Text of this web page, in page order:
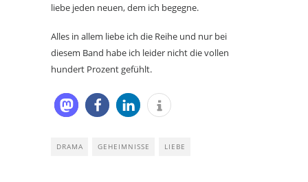
liebe jeden neuen, dem ich begegne.
Alles in allem liebe ich die Reihe und nur bei
diesem Band habe ich leider nicht die vollen
hundert Prozent gefühlt.
DRAMA GEHEIMNISSE LIEBE